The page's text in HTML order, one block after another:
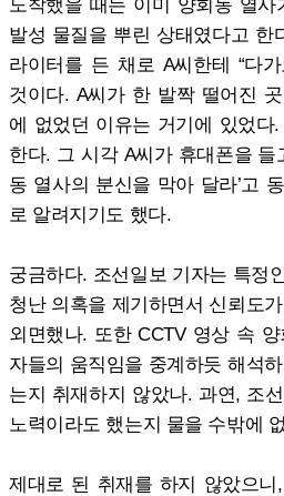
발성 물질을 뿌린 상태였다고 한
라이터를 든 채로 A씨한테 “다
것이다. A씨가 한 발짝 떨어진
에 없었던 이유는 거기에 있었다
한다. 그 시각 A씨가 휴대폰을 들
동 열사의 분신을 막아 달라’고
로 알려지기도 했다.
궁금하다. 조선일보 기자는 특정
청난 의혹을 제기하면서 신뢰도
외면했나. 또한 CCTV 영상 속
자들의 움직임을 중계하듯 해석
는지 취재하지 않았나. 과연, 조
노력이라도 했는지 물을 수밖에
제대로 된 취재를 하지 않았으